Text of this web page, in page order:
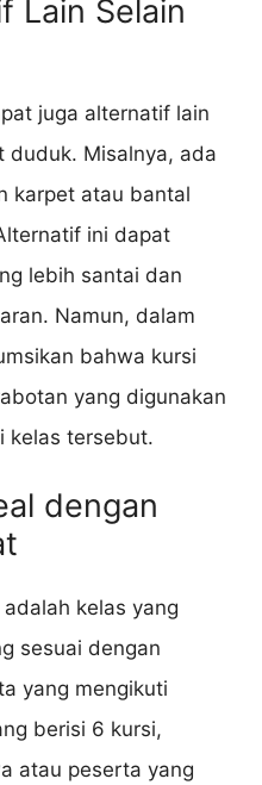
Lain Selain
juga alternatif lain
duduk. Misalnya, ada
karpet atau bantal
ini dapat
lebih santai dan
Namun, dalam
bahwa kursi
yang digunakan
kelas tersebut.
dengan
kelas yang
sesuai dengan
yang mengikuti
berisi 6 kursi,
atau peserta yang